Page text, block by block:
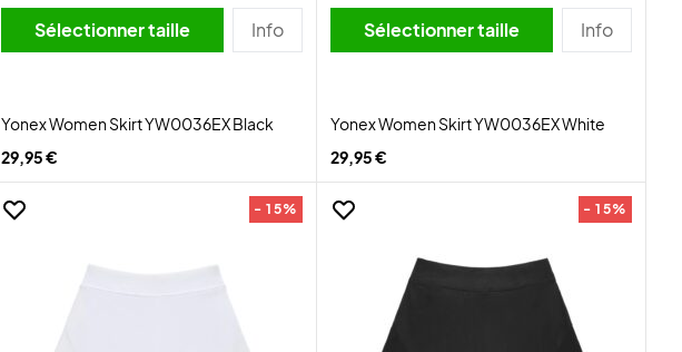
Sélectionner taille Info
Yonex Women Skirt YW0036EX Black
29,95 €
Sélectionner taille Info
Yonex Women Skirt YW0036EX White
29,95 €
- 15% - 15%